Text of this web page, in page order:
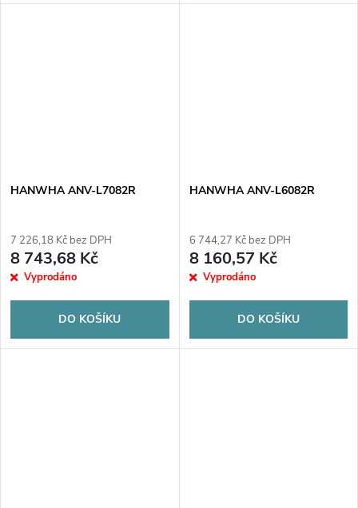
HANWHA ANV-L7082R
7 226,18 Kč bez DPH
8 743,68 Kč
Vyprodáno
DO KOŠÍKU
HANWHA ANV-L6082R
6 744,27 Kč bez DPH
8 160,57 Kč
Vyprodáno
DO KOŠÍKU